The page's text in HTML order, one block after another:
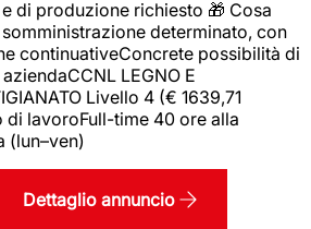
di produzione richiesto 🎁 Cosa
determinato, con
continuativeConcrete possibilità di
LEGNO E
Livello 4 (€ 1639,71
di lavoroFull-time 40 ore alla
(lun–ven)
Dettaglio annuncio